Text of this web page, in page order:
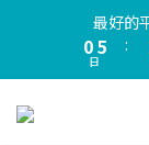
會員限定🎁全
最好的
0
6
5
4
日
:
會員限定🎁全站